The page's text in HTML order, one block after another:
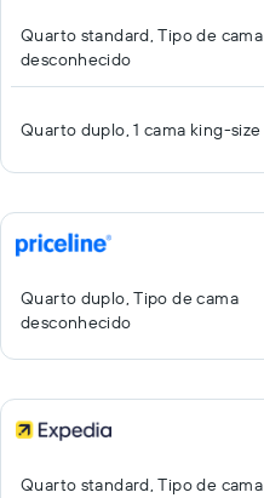
Quarto standard, Tipo de cama
desconhecido
Quarto duplo, 1 cama king-size
Quarto duplo, Tipo de cama
desconhecido
Quarto standard, Tipo de cama